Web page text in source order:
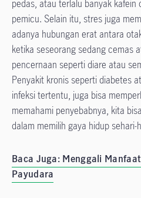
pedas, atau terlalu banyak kafein
pemicu. Selain itu, stres juga
adanya hubungan erat antara
ketika seseorang sedang cemas
pencernaan seperti diare atau
Penyakit kronis seperti diabetes
infeksi tertentu, juga bisa
memahami penyebabnya, kita
dalam memilih gaya hidup sehari-
Baca Juga: Menggali
Payudara